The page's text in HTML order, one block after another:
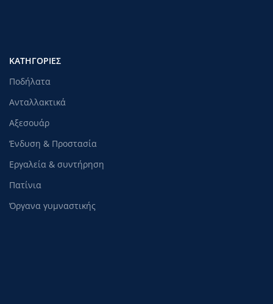
ΚΑΤΗΓΟΡΊΕΣ
Ποδήλατα
Ανταλλακτικά
Αξεσουάρ
Ένδυση & Προστασία
Εργαλεία & συντήρηση
Πατίνια
Όργανα γυμναστικής